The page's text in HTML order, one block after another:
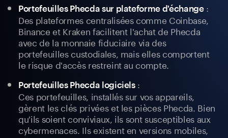
Portefeuilles Phecda sur plateforme d'échange:
Des plateformes centralisées comme Coinbase,
Binance et Kraken facilitent l'achat de Phecda
avec de la monnaie fiduciaire via des
portefeuilles custodiales, mais elles comportent
le risque d'accès restreint au compte.
Portefeuilles Phecda logiciels:
Ces portefeuilles, installés sur vos appareils,
gèrent les clés privées et les pièces Phecda. Bien
qu'ils soient conviviaux, ils sont susceptibles aux
cybermenaces. Ils existent en versions mobiles,